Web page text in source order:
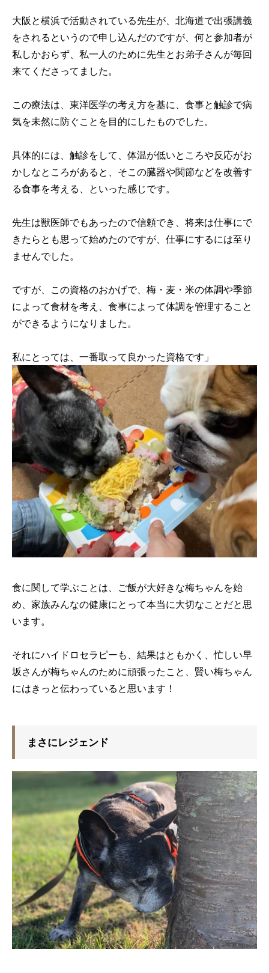
大阪と横浜で活動されている先生が、北海道で出張講義
をされるというので申し込んだのですが、何と参加者が
私しかおらず、私一人のために先生とお弟子さんが毎回
来てくださってました。
この療法は、東洋医学の考え方を基に、食事と触診で病
気を未然に防ぐことを目的にしたものでした。
具体的には、触診をして、体温が低いところや反応がお
かしなところがあると、そこの臓器や関節などを改善す
る食事を考える、といった感じです。
先生は獣医師でもあったので信頼でき、将来は仕事にで
きたらとも思って始めたのですが、仕事にするには至り
ませんでした。
ですが、この資格のおかげで、梅・麦・米の体調や季節
によって食材を考え、食事によって体調を管理すること
ができるようになりました。
私にとっては、一番取って良かった資格です」
食に関して学ぶことは、ご飯が大好きな梅ちゃんを始
め、家族みんなの健康にとって本当に大切なことだと思
います。
それにハイドロセラピーも、結果はともかく、忙しい早
坂さんが梅ちゃんのために頑張ったこと、賢い梅ちゃん
にはきっと伝わっていると思います！
まさにレジェンド